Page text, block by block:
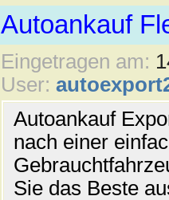
Autoankauf
Eingetragen am:
User:
Autoankauf
nach einer
Sie das Beste